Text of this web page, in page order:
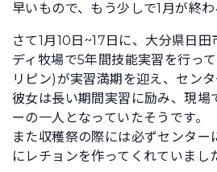
早いもので、もう少しで1月が終わ
さて1月10日~17日に、大分県日田
ディ牧場で5年間技能実習を行っ
リピン)が実習満期を迎え、センタ
彼女は長い期間実習に励み、現場
ーの一人となっていたそうです。
また収穫祭の際には必ずセンター
にレチョンを作ってくれていまし